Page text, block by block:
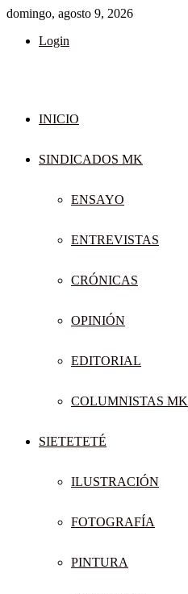
domingo, agosto 9, 2026
Login
INICIO
SINDICADOS MK
ENSAYO
ENTREVISTAS
CRÓNICAS
OPINIÓN
EDITORIAL
COLUMNISTAS MK
SIETETETÉ
ILUSTRACIÓN
FOTOGRAFÍA
PINTURA